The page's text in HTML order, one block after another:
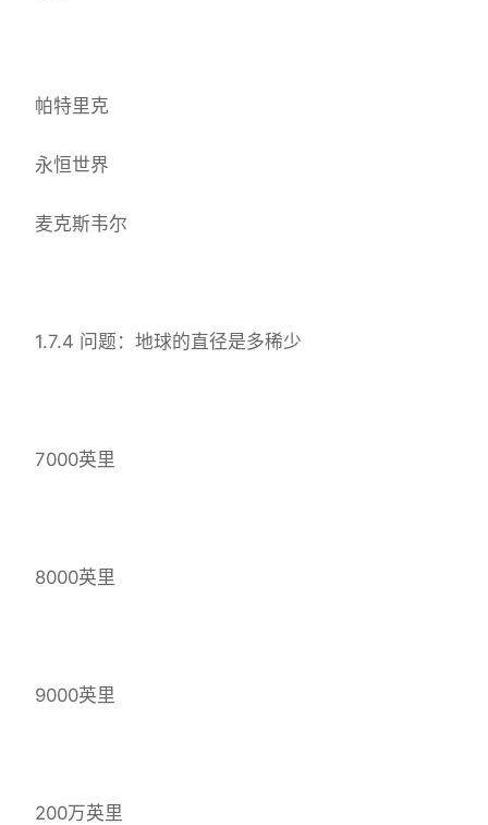
帕特里克
永恒世界
麦克斯韦尔
1.7.4 问题：地球的直径是多稀少
7000英里
8000英里
9000英里
200万英里